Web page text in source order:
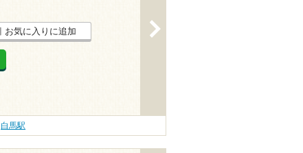
お気に入りに追加
白馬駅